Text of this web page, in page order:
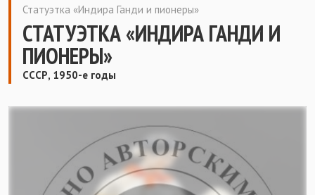
Статуэтка «Индира Ганди и пионеры»
СТАТУЭТКА «ИНДИРА ГАНДИ И
ПИОНЕРЫ»
СССР, 1950-е годы